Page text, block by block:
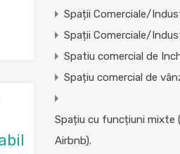
Spații Comerciale/
Spații Comerciale/
Spatiu comercial de
Spațiu comercial de
Spațiu cu funcțiuni mixte
Airbnb).